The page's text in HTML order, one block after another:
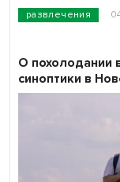
развлечения
О похолодании
синоптики в